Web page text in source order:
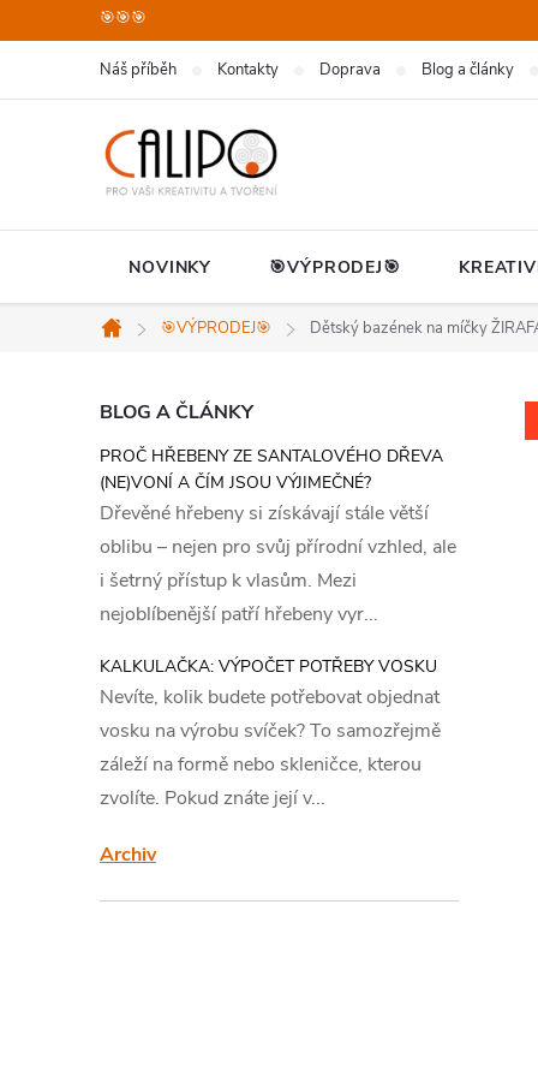
na
🎯🎯🎯
Náš příběh Kontakty Doprava Blog a články
NOVINKY 🎯VÝPRODEJ🎯
Domů
🎯VÝPRODEJ🎯 Dětský bazének na míčky
P
o
s
t
r
a
n
n
í
BLOG A ČLÁNKY
PROČ HŘEBENY ZE SANTALOVÉHO DŘEVA
(NE)VONÍ A ČÍM JSOU VÝJIMEČNÉ?
Dřevěné hřebeny si získávají stále větší
oblibu – nejen pro svůj přírodní vzhled, ale
i šetrný přístup k vlasům. Mezi
nejoblíbenější patří hřebeny vyr...
KALKULAČKA: VÝPOČET POTŘEBY VOSKU
Nevíte, kolik budete potřebovat objednat
vosku na výrobu svíček? To samozřejmě
záleží na formě nebo skleničce, kterou
zvolíte. Pokud znáte její v...
Archiv